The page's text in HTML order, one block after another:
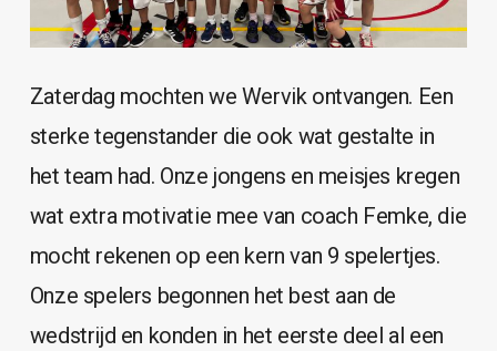
Zaterdag mochten we Wervik ontvangen. Een
sterke tegenstander die ook wat gestalte in
het team had. Onze jongens en meisjes kregen
wat extra motivatie mee van coach Femke, die
mocht rekenen op een kern van 9 spelertjes.
Onze spelers begonnen het best aan de
wedstrijd en konden in het eerste deel al een